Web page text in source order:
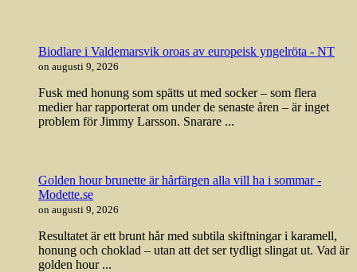
Biodlare i Valdemarsvik oroas av europeisk yngelröta - NT
on augusti 9, 2026
Fusk med honung som spätts ut med socker – som flera
medier har rapporterat om under de senaste åren – är inget
problem för Jimmy Larsson. Snarare ...
Golden hour brunette är hårfärgen alla vill ha i sommar -
Modette.se
on augusti 9, 2026
Resultatet är ett brunt hår med subtila skiftningar i karamell,
honung och choklad – utan att det ser tydligt slingat ut. Vad är
golden hour ...